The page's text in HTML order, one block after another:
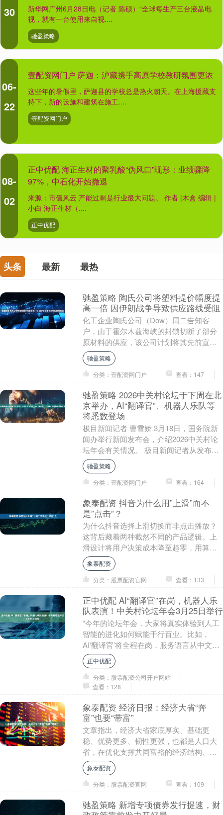
30
新华网广州6月28日电（记者 陈硕）“全球每生产三台液晶电
视，就有一台使用来自视....
驰盈策略
06-
22
壹配资网门户 萨迦：沪藏携手高原学校教研氛围更浓
这些年的暑假里，萨迦县的学校总是热火朝天。在上海援藏支
持下，新的设施和建筑在施工....
壹配资网门户
08-
02
正中优配 海正生材的聚乳酸“伪风口”现形：业绩骤降
97%，中石化开始撤退
来源：市值风云 产能过剩是行业最大问题。 作者 |木盒 编辑 |
小白 海正生材（....
正中优配
头条 最新 最热
驰盈策略 陶氏公司将塑料提价幅度提
高一倍 因伊朗战争导致供应路线受阻
化工企业陶氏公司（Dow）周二告知客
户，由于霍尔木兹海峡的封锁切断了部分
原材料的供应，该公司计划将其先前宣布
的塑料树脂提价幅度提高一倍。陶氏公司
首席执行官詹姆斯....
驰盈策略
分类：壹配资网门户
查看：147
驰盈策略 2026中关村论坛于下周在北
京举办，AI“翻译官”、机器人乐队等
将悉数登场
极目新闻记者 曹雪娇 3月18日，国务院新
闻办举行新闻发布会，介绍2026中关村论
坛年会有关情况。 极目新闻记者从发布会
现场获悉，经国务院批准，2026中关村
论....
驰盈策略
分类：壹配资网门户
查看：164
象泰配资 抖音为什么用”上滑”而不
是”点击”？
为什么抖音选择上滑切换而非点击播放？
这背后藏着两种截然不同的产品逻辑。上
滑设计将用户决策成本降至趋零，用算法
驱动的无限流制造沉浸体验，而点击模式
则保留了用户的选....
象泰配资
分类：股票配资官网
查看：133
正中优配 AI“翻译官”在岗，机器人乐
队表演！中关村论坛年会3月25日举行
“今年的论坛年会，大家将真实体验到人工
智能的进化如何赋能千行百业。比如，
AI‘翻译官’将全程在岗，服务语言从中文、
英文2种语言拓展到法、俄、西等8种语
言，让八方....
正中优配
分类：股票配资公司开户网站
查看：128
象泰配资 经济日报：经济大省“奔
富”也要“带富”
文章指出，经济大省家底厚实、基础更
稳、优势更多、韧性更强，也都是人口大
省，在优化支撑共同富裕的经济结构、完
善城乡融合和区域协调的体制机制、实现
包容性增长的有效路....
象泰配资
分类：股票配资官网
查看：109
驰盈策略 新增专项债券发行提速，财